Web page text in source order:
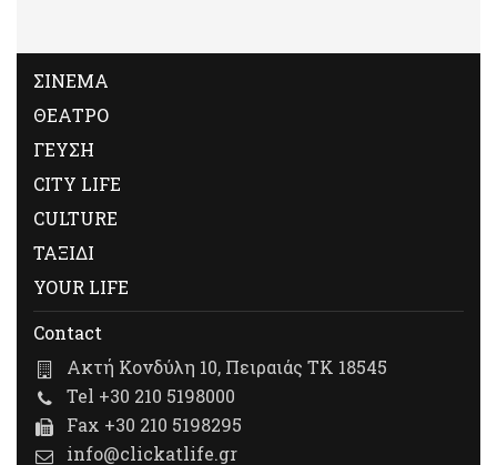
ΣΙΝΕΜΑ
ΘΕΑΤΡΟ
ΓΕΥΣΗ
CITY LIFE
CULTURE
ΤΑΞΙΔΙ
YOUR LIFE
Contact
Ακτή Κονδύλη 10, Πειραιάς ΤΚ 18545
Tel +30 210 5198000
Fax +30 210 5198295
info@clickatlife.gr